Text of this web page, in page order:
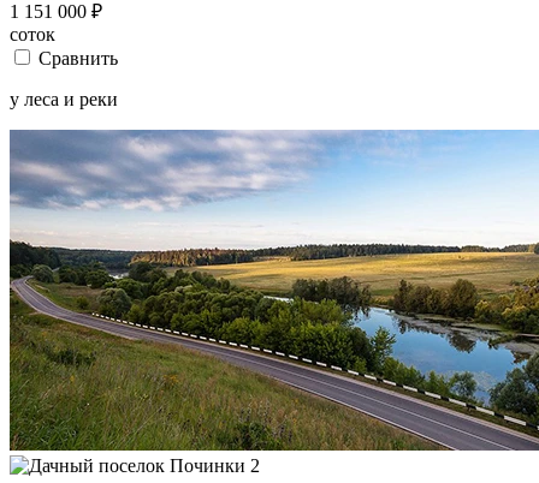
1 151 000 ₽
соток
Сравнить
у леса и реки